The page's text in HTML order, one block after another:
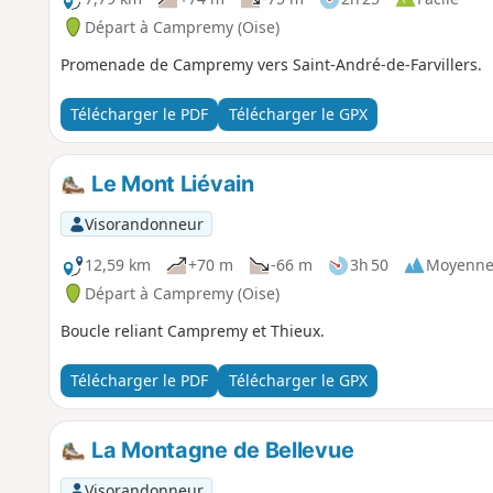
Départ à Campremy (Oise)
Promenade de Campremy vers Saint-André-de-Farvillers.
Télécharger le PDF Télécharger le GPX
Le Mont Liévain
Visorandonneur
12,59 km
+70 m -66 m 3h 50
Moyenne
Départ à Campremy (Oise)
Boucle reliant Campremy et Thieux.
Télécharger le PDF Télécharger le GPX
La Montagne de Bellevue